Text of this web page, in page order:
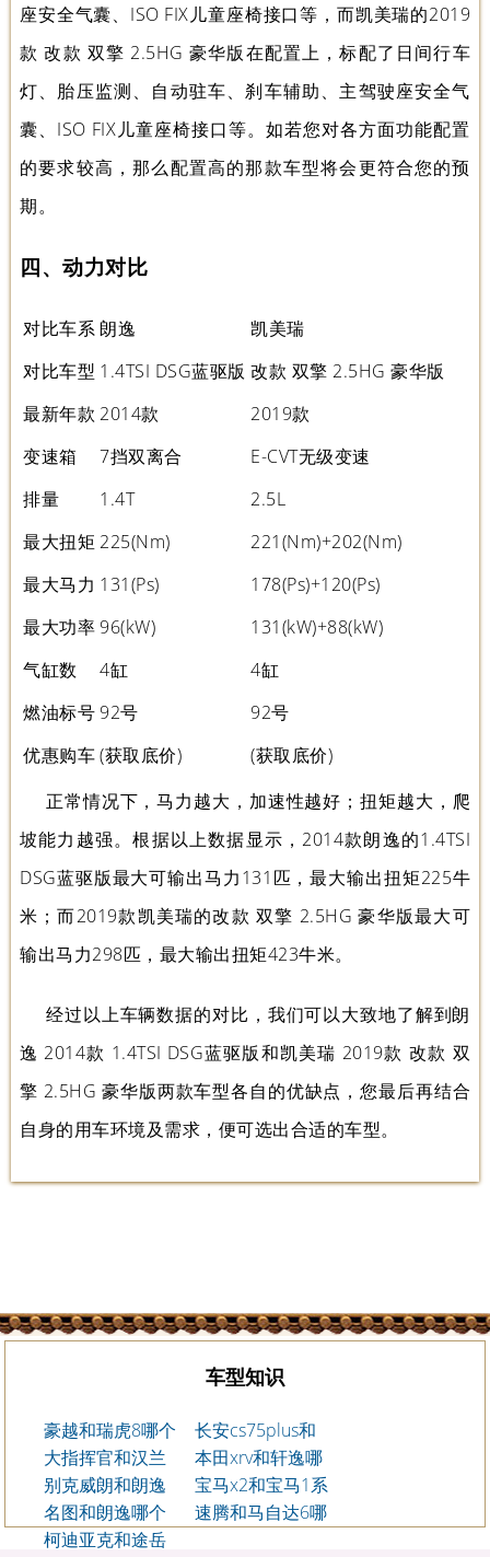
座安全气囊、ISO FIX儿童座椅接口等，而凯美瑞的2019
款 改款 双擎 2.5HG 豪华版在配置上，标配了日间行车
灯、胎压监测、自动驻车、刹车辅助、主驾驶座安全气
囊、ISO FIX儿童座椅接口等。如若您对各方面功能配置
的要求较高，那么配置高的那款车型将会更符合您的预
期。
四、动力对比
对比车系朗逸
凯美瑞
对比车型 1.4TSI DSG蓝驱版 改款 双擎 2.5HG 豪华版
最新年款 2014款
2019款
变速箱
7挡双离合
E-CVT无级变速
排量
1.4T
2.5L
最大扭矩 225(Nm)
221(Nm)+202(Nm)
最大马力 131(Ps)
178(Ps)+120(Ps)
最大功率 96(kW)
131(kW)+88(kW)
气缸数
4缸
4缸
燃油标号 92号
92号
优惠购车(获取底价)
(获取底价)
正常情况下，马力越大，加速性越好；扭矩越大，爬
坡能力越强。根据以上数据显示，2014款朗逸的1.4TSI
DSG蓝驱版最大可输出马力131匹，最大输出扭矩225牛
米；而2019款凯美瑞的改款 双擎 2.5HG 豪华版最大可
输出马力298匹，最大输出扭矩423牛米。
经过以上车辆数据的对比，我们可以大致地了解到朗
逸 2014款 1.4TSI DSG蓝驱版和凯美瑞 2019款 改款 双
擎 2.5HG 豪华版两款车型各自的优缺点，您最后再结合
自身的用车环境及需求，便可选出合适的车型。
车型知识
豪越和瑞虎8哪个
好
长安cs75plus和
捷达vs7哪个好
大指挥官和汉兰
达哪个更适合家
用
本田xrv和轩逸哪
个好
别克威朗和朗逸
哪个好
宝马x2和宝马1系
哪个值得买
名图和朗逸哪个
好
速腾和马自达6哪
柯迪亚克和途岳